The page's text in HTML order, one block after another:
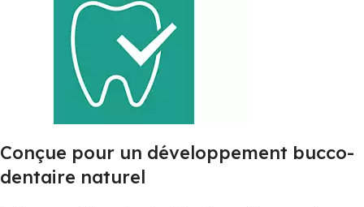
Conçue pour un développement bucco-
dentaire naturel